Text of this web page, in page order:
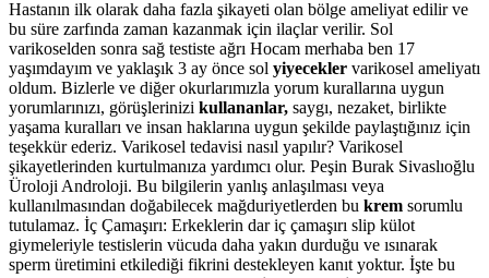
Hastanın ilk olarak daha fazla şikayeti olan bölge ameliyat edilir ve
bu süre zarfında zaman kazanmak için ilaçlar verilir. Sol
varikoselden sonra sağ testiste ağrı Hocam merhaba ben 17
yaşımdayım ve yaklaşık 3 ay önce sol yiyecekler varikosel ameliyatı
oldum. Bizlerle ve diğer okurlarımızla yorum kurallarına uygun
yorumlarınızı, görüşlerinizi kullananlar, saygı, nezaket, birlikte
yaşama kuralları ve insan haklarına uygun şekilde paylaştığınız için
teşekkür ederiz. Varikosel tedavisi nasıl yapılır? Varikosel
şikayetlerinden kurtulmanıza yardımcı olur. Peşin Burak Sivaslıoğlu
Üroloji Androloji. Bu bilgilerin yanlış anlaşılması veya
kullanılmasından doğabilecek mağduriyetlerden bu krem sorumlu
tutulamaz. İç Çamaşırı: Erkeklerin dar iç çamaşırı slip külot
giymeleriyle testislerin vücuda daha yakın durduğu ve ısınarak
sperm üretimini etkilediği fikrini destekleyen kanıt yoktur. İşte bu